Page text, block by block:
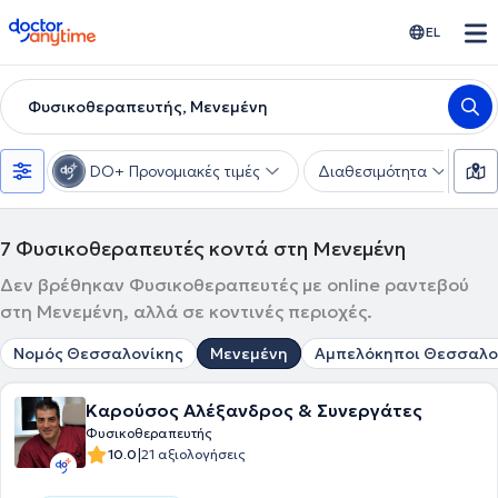
doctoranytime EL
Φυσικοθεραπευτής, Μενεμένη
DO+ Προνομιακές τιμές Διαθεσιμότητα
7 Φυσικοθεραπευτές κοντά στη Μενεμένη
Δεν βρέθηκαν Φυσικοθεραπευτές με online ραντεβού
στη Μενεμένη, αλλά σε κοντινές περιοχές.
Νομός Θεσσαλονίκης Μενεμένη Αμπελόκηποι
Καρούσος Αλέξανδρος & Συνεργάτες
Φυσικοθεραπευτής
10.0|21 αξιολογήσεις